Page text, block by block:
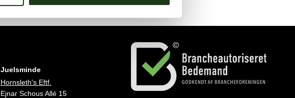
Juelsminde
Hornsleth's Eftf.
Ejnar Schous Allé 15